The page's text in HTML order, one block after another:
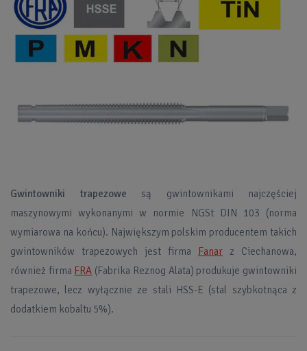
Gwintowniki trapezowe są gwintownikami najczęściej
maszynowymi wykonanymi w normie NGSt DIN 103 (norma
wymiarowa na końcu). Największym polskim producentem takich
gwintowników trapezowych jest firma
Fanar z Ciechanowa,
również firma FRA (Fabrika Reznog Alata) produkuje gwintowniki
trapezowe, lecz wyłącznie ze stali HSS-E (stal szybkotnąca z
dodatkiem kobaltu 5%).